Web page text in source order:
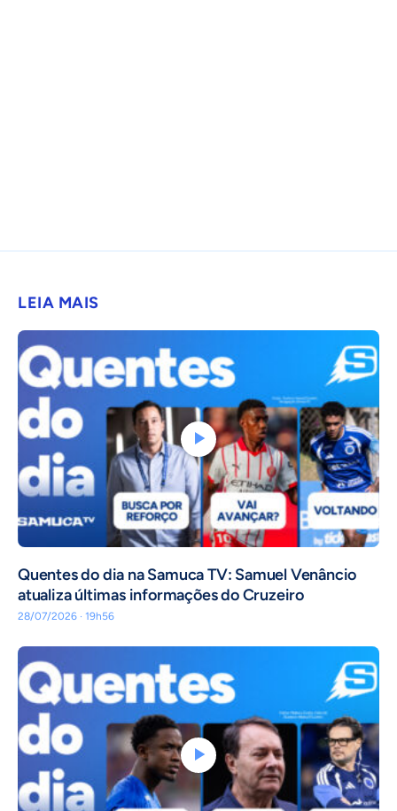
LEIA MAIS
Quentes do dia na Samuca TV: Samuel Venâncio
atualiza últimas informações do Cruzeiro
28/07/2026 · 19h56